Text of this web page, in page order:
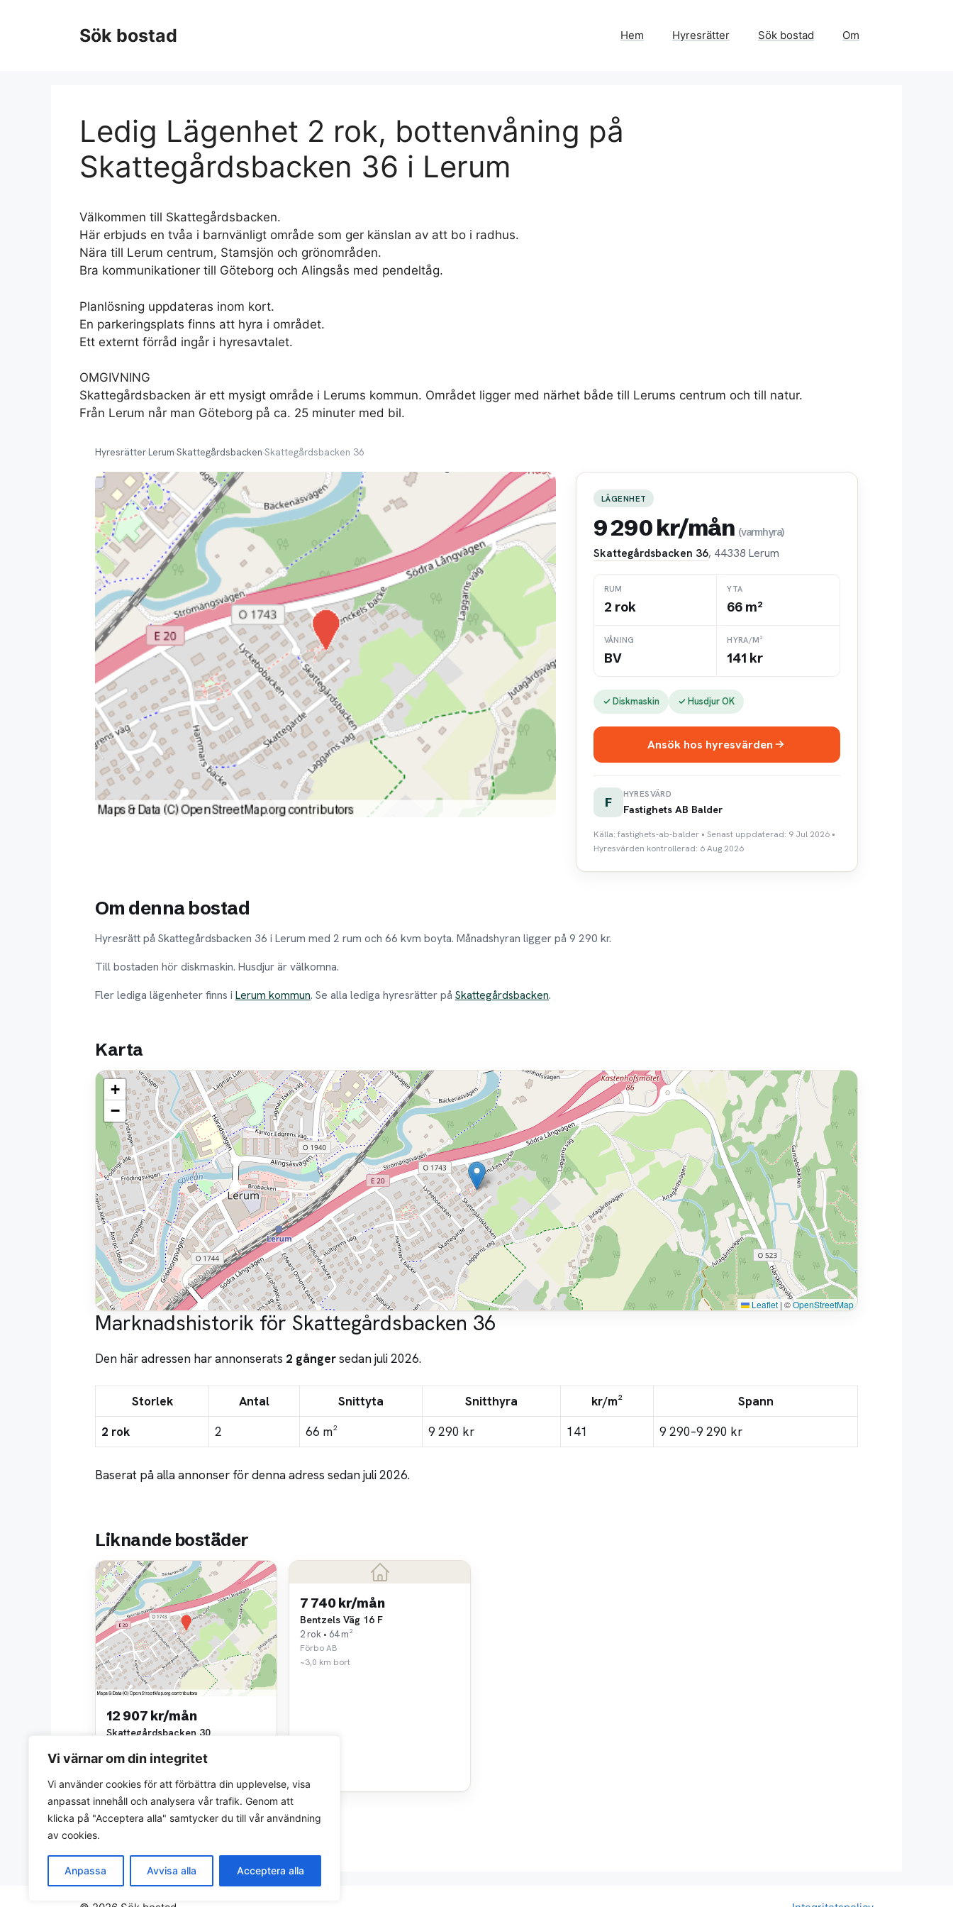
Vi värnar om din integritet
Vi använder cookies för att förbättra din upplevelse, visa
anpassat innehåll och analysera vår trafik. Genom att
klicka på "Acceptera alla" samtycker du till vår användning
av cookies.
Anpassa Avvisa alla Acceptera alla
Sök bostad Hem Hyresrätter Sök bostad Om
Ledig Lägenhet 2 rok, bottenvåning på
Skattegårdsbacken 36 i Lerum
Välkommen till Skattegårdsbacken.
Här erbjuds en tvåa i barnvänligt område som ger känslan av att bo i radhus.
Nära till Lerum centrum, Stamsjön och grönområden.
Bra kommunikationer till Göteborg och Alingsås med pendeltåg.
Planlösning uppdateras inom kort.
En parkeringsplats finns att hyra i området.
Ett externt förråd ingår i hyresavtalet.
OMGIVNING
Skattegårdsbacken är ett mysigt område i Lerums kommun. Området ligger med närhet både till Lerums centrum och till natur.
Från Lerum når man Göteborg på ca. 25 minuter med bil.
Hyresrätter›Lerum›Skattegårdsbacken›Skattegårdsbacken 36
LÄGENHET
9 290 kr/mån (varmhyra)
Skattegårdsbacken 36, 44338 Lerum
RUM
2 rok
YTA
66 m²
VÅNING
BV
HYRA/M²
141 kr
✓ Diskmaskin ✓ Husdjur OK
Ansök hos hyresvärden
F
HYRESVÄRD
Fastighets AB Balder
Källa: fastighets-ab-balder • Senast uppdaterad: 9 Jul 2026 •
Hyresvärden kontrollerad: 6 Aug 2026
Om denna bostad
Hyresrätt på Skattegårdsbacken 36 i Lerum med 2 rum och 66 kvm boyta. Månadshyran ligger på 9 290 kr.
Till bostaden hör diskmaskin. Husdjur är välkomna.
Fler lediga lägenheter finns i Lerum kommun. Se alla lediga hyresrätter på Skattegårdsbacken.
Karta
+
−
Leaflet | ©OpenStreetMap
Marknadshistorik för Skattegårdsbacken 36
Den här adressen har annonserats 2 gångersedan juli 2026.
Storlek Antal Snittyta Snitthyra kr/m²
Spann
2 rok
2 66 m² 9 290 kr 141 9 290–9 290 kr
Baserat på alla annonser för denna adress sedan juli 2026.
Liknande bostäder
12 907 kr/mån
Skattegårdsbacken 30
Fastighets AB Balder
7 740 kr/mån
Bentzels Väg 16 F
2 rok • 64 m²
Förbo AB
~3,0 km bort